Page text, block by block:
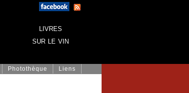
livres
sur le vin
Photothèque Liens